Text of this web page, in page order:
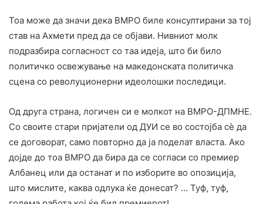
Тоа може да значи дека ВМРО биле консултирани за тој
став на Ахмети пред да се објави. Нивниот молк
подразбира согласност со таа идеја, што би било
политичко освежување на македонската политичка
сцена со револуционерни идеолошки последици.
Од друга страна, логичен си е молкот на ВМРО-ДПМНЕ.
Со своите стари пријатели од ДУИ се во состојба сè да
се договорат, само повторно да ја поделат власта. Ако
дојде до тоа ВМРО да бира да се согласи со премиер
Албанец или да останат и по изборите во опозиција,
што мислите, каква одлука ќе донесат? … Туф, туф,